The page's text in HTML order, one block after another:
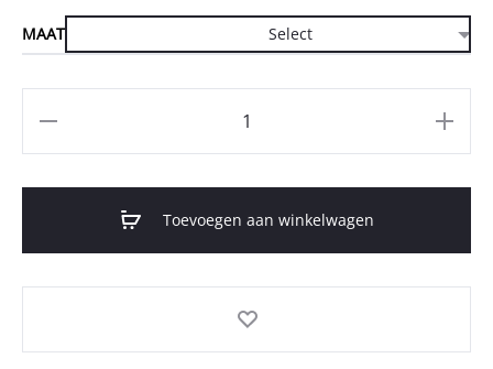
MAAT
Toevoegen aan winkelwagen